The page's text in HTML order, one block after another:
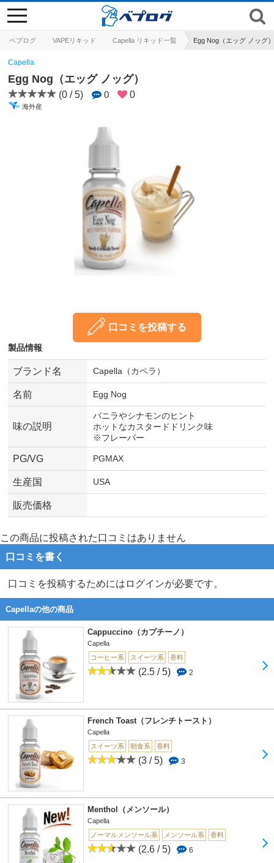
ベプログ VAPEリキッド Capella リキッド一覧 Egg Nog（エッグ ノッグ）
toggle
navigation
Capella
Egg Nog（エッグ ノッグ）
(0 / 5) 0 0
海外産
口コミを投稿する
製品情報
ブランド名 Capella（カペラ）
名前 Egg Nog
味の説明
バニラやシナモンのヒント
ホットなカスタードドリンク味
※フレーバー
PG/VG PGMAX
生産国 USA
販売価格
この商品に投稿された口コミはありません
口コミを書く
口コミを投稿するためにはログインが必要です。
Capellaの他の商品
Cappuccino（カプチーノ）
Capella
コーヒー系
スイーツ系 香料
(2.5 / 5) 2
French Toast（フレンチトースト）
Capella
スイーツ系
朝食系 香料
(3 / 5) 3
Menthol（メンソール）
Capella
ノーマルメンソール系
メンソール系 香料
(2.6 / 5) 6